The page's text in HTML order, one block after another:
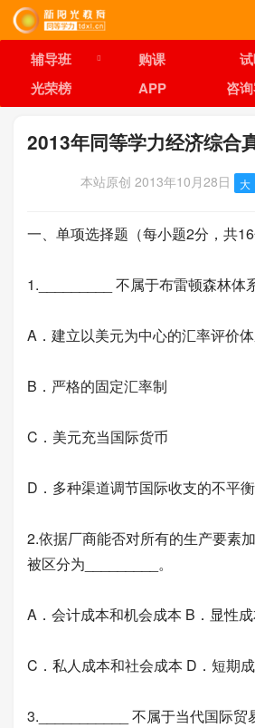
辅导班 购课
光荣榜
APP 咨
2013年同等学力经济综合
本站原创 2013年10月28日 大
一、单项选择题（每小题2分，共16
1._________ 不属于布雷顿森林体
A．建立以美元为中心的汇率评价
B．严格的固定汇率制
C．美元充当国际货币
D．多种渠道调节国际收支的不平衡
2.依据厂商能否对所有的生产要素
被区分为_________。
A．会计成本和机会成本 B．显性
C．私人成本和社会成本 D．短期
3.___________ 不属于当代国际贸